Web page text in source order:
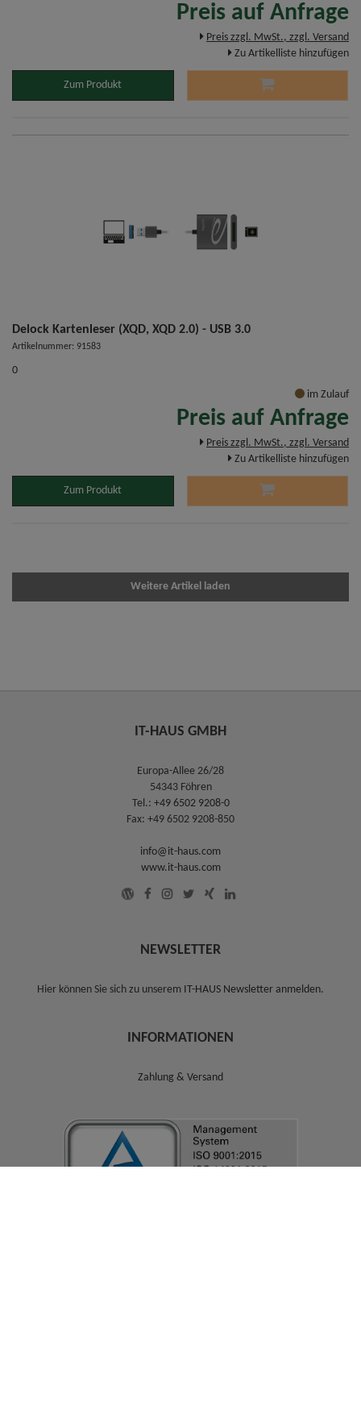
Preis auf Anfrage
Preis zzgl. MwSt., zzgl. Versand
Zu Artikelliste hinzufügen
Zum Produkt
Delock Kartenleser (XQD, XQD 2.0) - USB 3.0
Artikelnummer: 91583
0
im Zulauf
Preis auf Anfrage
Preis zzgl. MwSt., zzgl. Versand
Zu Artikelliste hinzufügen
Zum Produkt
Weitere Artikel laden
IT-HAUS GMBH
Europa-Allee 26/28
54343 Föhren
Tel.: +49 6502 9208-0
Fax: +49 6502 9208-850
info@it-haus.com
www.it-haus.com
NEWSLETTER
Hier können Sie sich zu unserem IT-HAUS Newsletter anmelden.
INFORMATIONEN
Zahlung & Versand